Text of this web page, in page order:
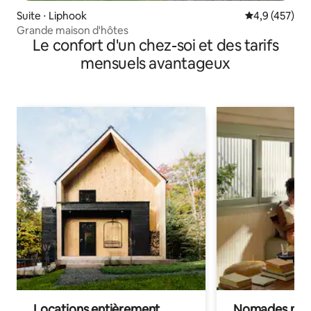
Suite ⋅ Liphook Évaluation
4,9 (457)
Grande maison d'hôtes
Le confort d'un chez-soi et des tarifs
mensuels avantageux